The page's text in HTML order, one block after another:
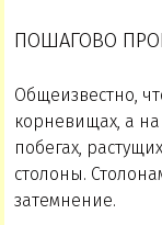
ПОШАГОВО
Общеизвестно,
корневищах, а
побегах,
столоны.
затемнение.